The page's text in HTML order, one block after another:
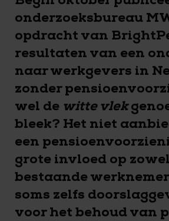
onderzoeksbureau
opdracht van
resultaten van een
naar werkgevers in
zonder
wel de witte vlek
bleek? Het niet
een
grote invloed op
bestaande
soms zelfs
voor het behoud van